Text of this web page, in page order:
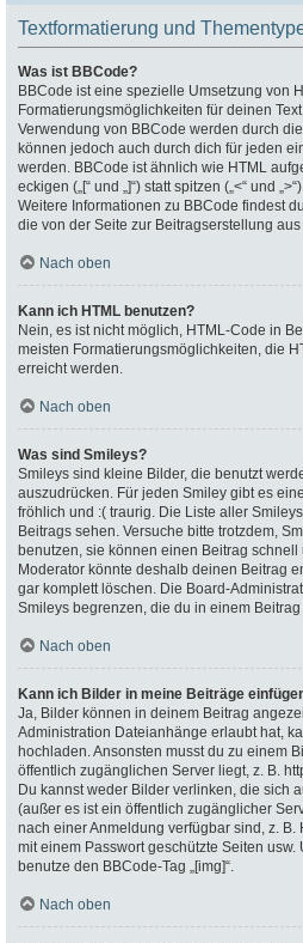
Textformatierung und
Was ist BBCode?
BBCode ist eine spezielle Umsetzung von
Formatierungsmöglichkeiten für deinen
Verwendung von BBCode werden durch
können jedoch auch durch dich für jeden
werden. BBCode ist ähnlich wie HTML
eckigen („[“ und „]“) statt spitzen („<“ und
Weitere Informationen zu BBCode findest
die von der Seite zur Beitragserstellung
Nach oben
Kann ich HTML benutzen?
Nein, es ist nicht möglich, HTML-Code in
meisten Formatierungsmöglichkeiten, die
erreicht werden.
Nach oben
Was sind Smileys?
Smileys sind kleine Bilder, die benutzt
auszudrücken. Für jeden Smiley gibt es
fröhlich und :( traurig. Die Liste aller
Beitrags sehen. Versuche bitte trotzdem,
benutzen, sie können einen Beitrag
Moderator könnte deshalb deinen Beitrag
gar komplett löschen. Die Board-
Smileys begrenzen, die du in einem
Nach oben
Kann ich Bilder in meine Beiträge
Ja, Bilder können in deinem Beitrag
Administration Dateianhänge erlaubt hat,
hochladen. Ansonsten musst du zu einem
öffentlich zugänglichen Server liegt, z. B.
Du kannst weder Bilder verlinken, die sich
(außer es ist ein öffentlich zugänglicher
nach einer Anmeldung verfügbar sind, z.
mit einem Passwort geschützte Seiten
benutze den BBCode-Tag „[img]“.
Nach oben